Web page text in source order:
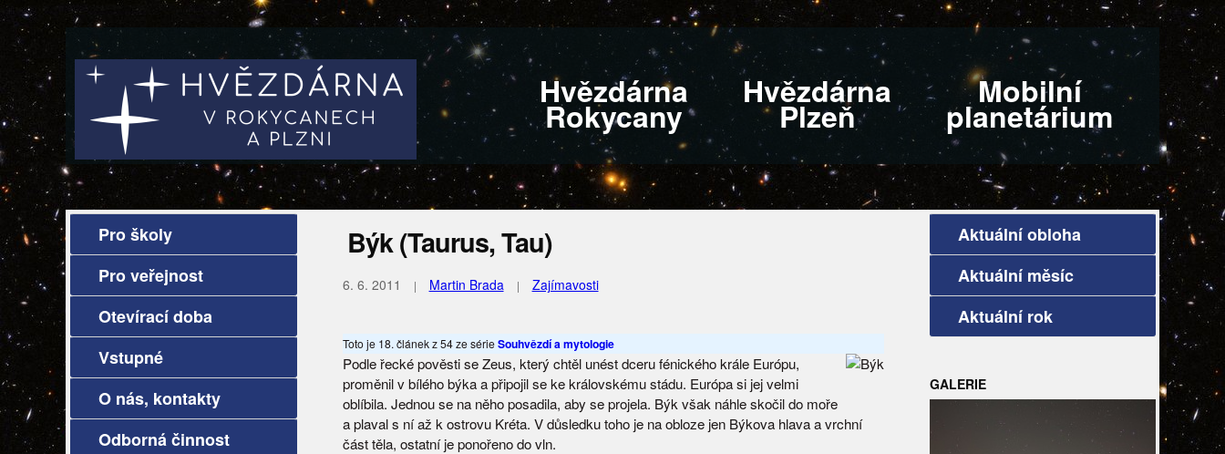
Hvězdárna
Rokycany
Hvězdárna
Plzeň
Mobilní
planetárium
Pro školy
Pro veřejnost
Otevírací doba
Vstupné
O nás, kontakty
Odborná činnost
Býk (Taurus, Tau)
6. 6. 2011 Martin Brada Zajímavosti
Toto je 18. článek z 54 ze sérieSouhvězdí a mytologie
Podle řecké pověsti se Zeus, který chtěl unést dceru fénického krále Európu,
proměnil v bílého býka a připojil se ke královskému stádu. Európa si jej velmi
oblíbila. Jednou se na něho posadila, aby se projela. Býk však náhle skočil do moře
a plaval s ní až k ostrovu Kréta. V důsledku toho je na obloze jen Býkova hlava a vrchní
část těla, ostatní je ponořeno do vln.
Aktuální obloha
Aktuální měsíc
Aktuální rok
GALERIE